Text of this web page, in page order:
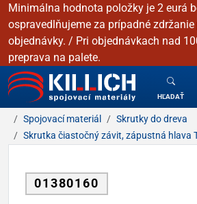
Minimálna hodnota položky je 2 eurá
ospravedlňujeme za prípadné
objednávky. / Pri objednávkach nad
preprava na palete.
KILLICH - Spojovacie materiály
HĽADAŤ
Spojovací materiál
Skrutky do dreva
Skrutka čiastočný závit, zápustná hlava
01380160